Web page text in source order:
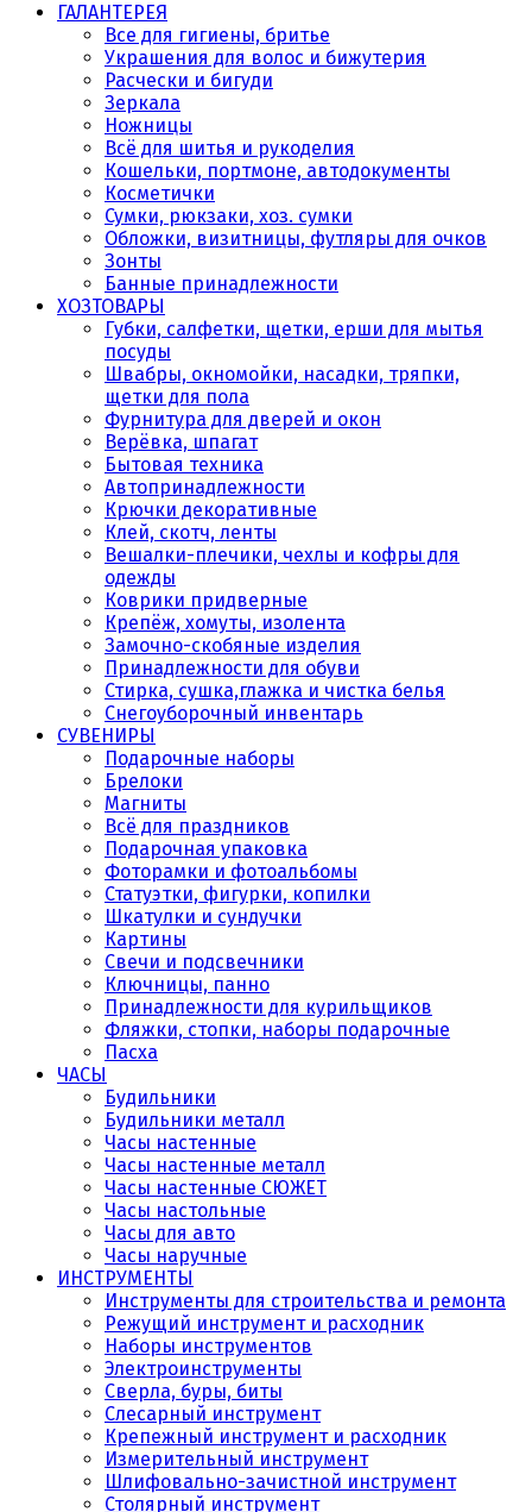
ГАЛАНТЕРЕЯ
Все для гигиены, бритье
Украшения для волос и бижутерия
Расчески и бигуди
Зеркала
Ножницы
Всё для шитья и рукоделия
Кошельки, портмоне, автодокументы
Косметички
Сумки, рюкзаки, хоз. сумки
Обложки, визитницы, футляры для очков
Зонты
Банные принадлежности
ХОЗТОВАРЫ
Губки, салфетки, щетки, ерши для мытья
посуды
Швабры, окномойки, насадки, тряпки,
щетки для пола
Фурнитура для дверей и окон
Верёвка, шпагат
Бытовая техника
Автопринадлежности
Крючки декоративные
Клей, скотч, ленты
Вешалки-плечики, чехлы и кофры для
одежды
Коврики придверные
Крепёж, хомуты, изолента
Замочно-скобяные изделия
Принадлежности для обуви
Стирка, сушка,глажка и чистка белья
Снегоуборочный инвентарь
СУВЕНИРЫ
Подарочные наборы
Брелоки
Магниты
Всё для праздников
Подарочная упаковка
Фоторамки и фотоальбомы
Статуэтки, фигурки, копилки
Шкатулки и сундучки
Картины
Свечи и подсвечники
Ключницы, панно
Принадлежности для курильщиков
Фляжки, стопки, наборы подарочные
Пасха
ЧАСЫ
Будильники
Будильники металл
Часы настенные
Часы настенные металл
Часы настенные СЮЖЕТ
Часы настольные
Часы для авто
Часы наручные
ИНСТРУМЕНТЫ
Инструменты для строительства и ремонта
Режущий инструмент и расходник
Наборы инструментов
Электроинструменты
Сверла, буры, биты
Слесарный инструмент
Крепежный инструмент и расходник
Измерительный инструмент
Шлифовально-зачистной инструмент
Столярный инструмент